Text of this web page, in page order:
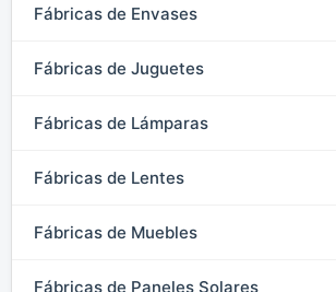
Fábricas de Envases
Fábricas de Juguetes
Fábricas de Lámparas
Fábricas de Lentes
Fábricas de Muebles
Fábricas de Paneles Solares